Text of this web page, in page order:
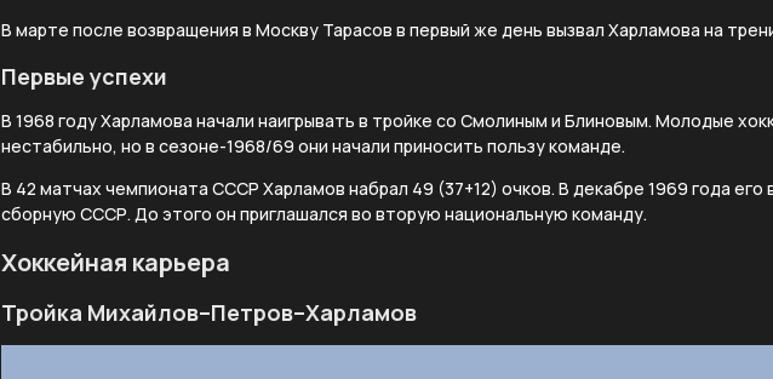
В марте после возвращения в Москву Тарасов в первый же день вызвал Харламова на
Первые успехи
В 1968 году Харламова начали наигрывать в тройке со Смолиным и Блиновым. Молодые
нестабильно, но в сезоне-1968/69 они начали приносить пользу команде.
В 42 матчах чемпионата СССР Харламов набрал 49 (37+12) очков. В декабре 1969 года его
сборную СССР. До этого он приглашался во вторую национальную команду.
Хоккейная карьера
Тройка Михайлов–Петров–Харламов